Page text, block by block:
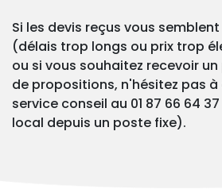
Si les devis reçus vous
(délais trop longs ou prix trop
ou si vous souhaitez recevoir
de propositions, n'hésitez pas
service conseil au 01 87 66 64
local depuis un poste fixe).